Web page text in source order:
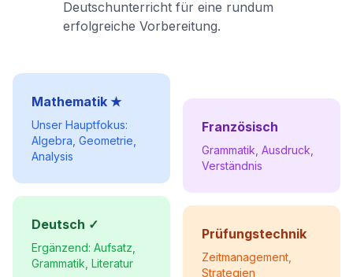
Deutschunterricht für eine rundum
erfolgreiche Vorbereitung.
Mathematik ★
Unser Hauptfokus:
Algebra, Geometrie,
Analysis
Deutsch ✓
Ergänzend: Aufsatz,
Grammatik, Literatur
Französisch
Grammatik, Ausdruck,
Verständnis
Prüfungstechnik
Zeitmanagement,
Strategien